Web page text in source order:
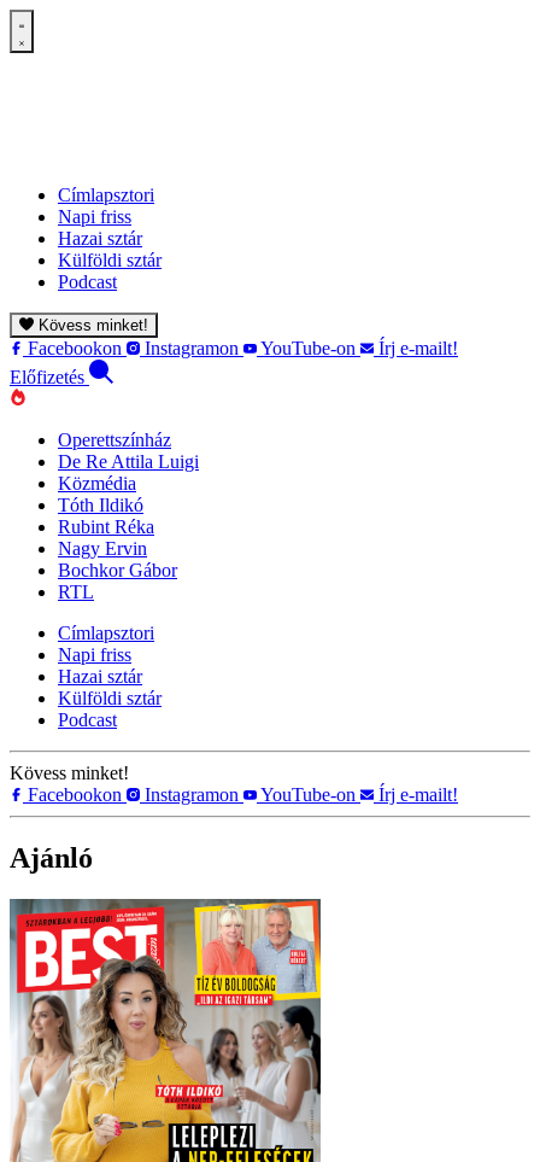
Címlapsztori
Napi friss
Hazai sztár
Külföldi sztár
Podcast
Kövess minket!
Facebookon Instagramon YouTube-on
Írj e-mailt!
Előfizetés
Operettszínház
De Re Attila Luigi
Közmédia
Tóth Ildikó
Rubint Réka
Nagy Ervin
Bochkor Gábor
RTL
Címlapsztori
Napi friss
Hazai sztár
Külföldi sztár
Podcast
Kövess minket!
Facebookon
Instagramon YouTube-on Írj e-mailt!
Ajánló